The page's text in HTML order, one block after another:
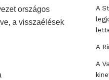
országos
a visszaélések
A
A
A